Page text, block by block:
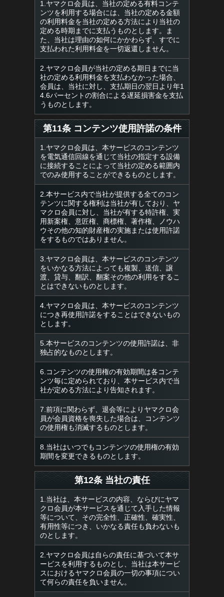
1.ヤマクロ会員は、当社の定める有料コンテ
ンツを利用する場合には、当社の定める金額
の利用料金を当社の定める方法により当社の
定める時期までに支払うものとします。ま
た、当社は理由の如何にかかわらず、すでに
支払われた利用料金を一切返還しません。
2.ヤマクロ会員が当社の定める期日までに当
社の定める利用料金を支払わなかった場合、
会員は、当社に対し、支払期日の翌日より年1
4.6パーセントの割合による遅延損害金を支払
うものとします。
第11条 コンテンツ使用許諾の条件
1.ヤマクロ会員は、本サービスのコンテンツ
を電気通信回線を通じて当社の指定する設備
に接続することによって当社の定める範囲内
でのみ使用することができるものとします。
2.本サービス内で当社が提供する全てのコン
テンツに関する権利は当社が有しており、ヤ
マクロ会員に対し、当社が有する特許権、実
用新案権、意匠権、商標権、著作権、ノウハ
ウその他の知的財産権の実施または使用許諾
をするものではありません。
3.ヤマクロ会員は、本サービスのコンテンツ
をいかなる方法によっても複製、送信、譲
渡、貸与、翻訳、翻案その他の利用をするこ
とはできないものとします。
4.ヤマクロ会員は、本サービスのコンテンツ
につき再使用許諾をすることはできないもの
とします。
5.本サービスのコンテンツの使用許諾は、非
独占的なものとします。
6.コンテンツの使用権の有効期間は各コンテ
ンツ毎に定められており、本サービス内で当
社が定める方法により告知されます。
7.前項に関わらず、退会等によりヤマクロ会
員が会員資格を喪失した場合は、コンテンツ
の使用権も消滅するものとします。
8.当社はいつでもコンテンツの使用権の有効
期間を変更できるものとします。
第12条 当社の責任
1.当社は、本サービスの内容、ならびにヤマ
クロ会員が本サービスを通じて入手した情報
等について、その完全性、正確性、確実性、
有用性等につき、いかなる責任も負わないも
のとします。
2.ヤマクロ会員は自らの責任に基づいて本サ
ービスを利用するものとし、当社は本サービ
スにおけるヤマクロ会員の一切の事項につい
て何らの責任を負いません。